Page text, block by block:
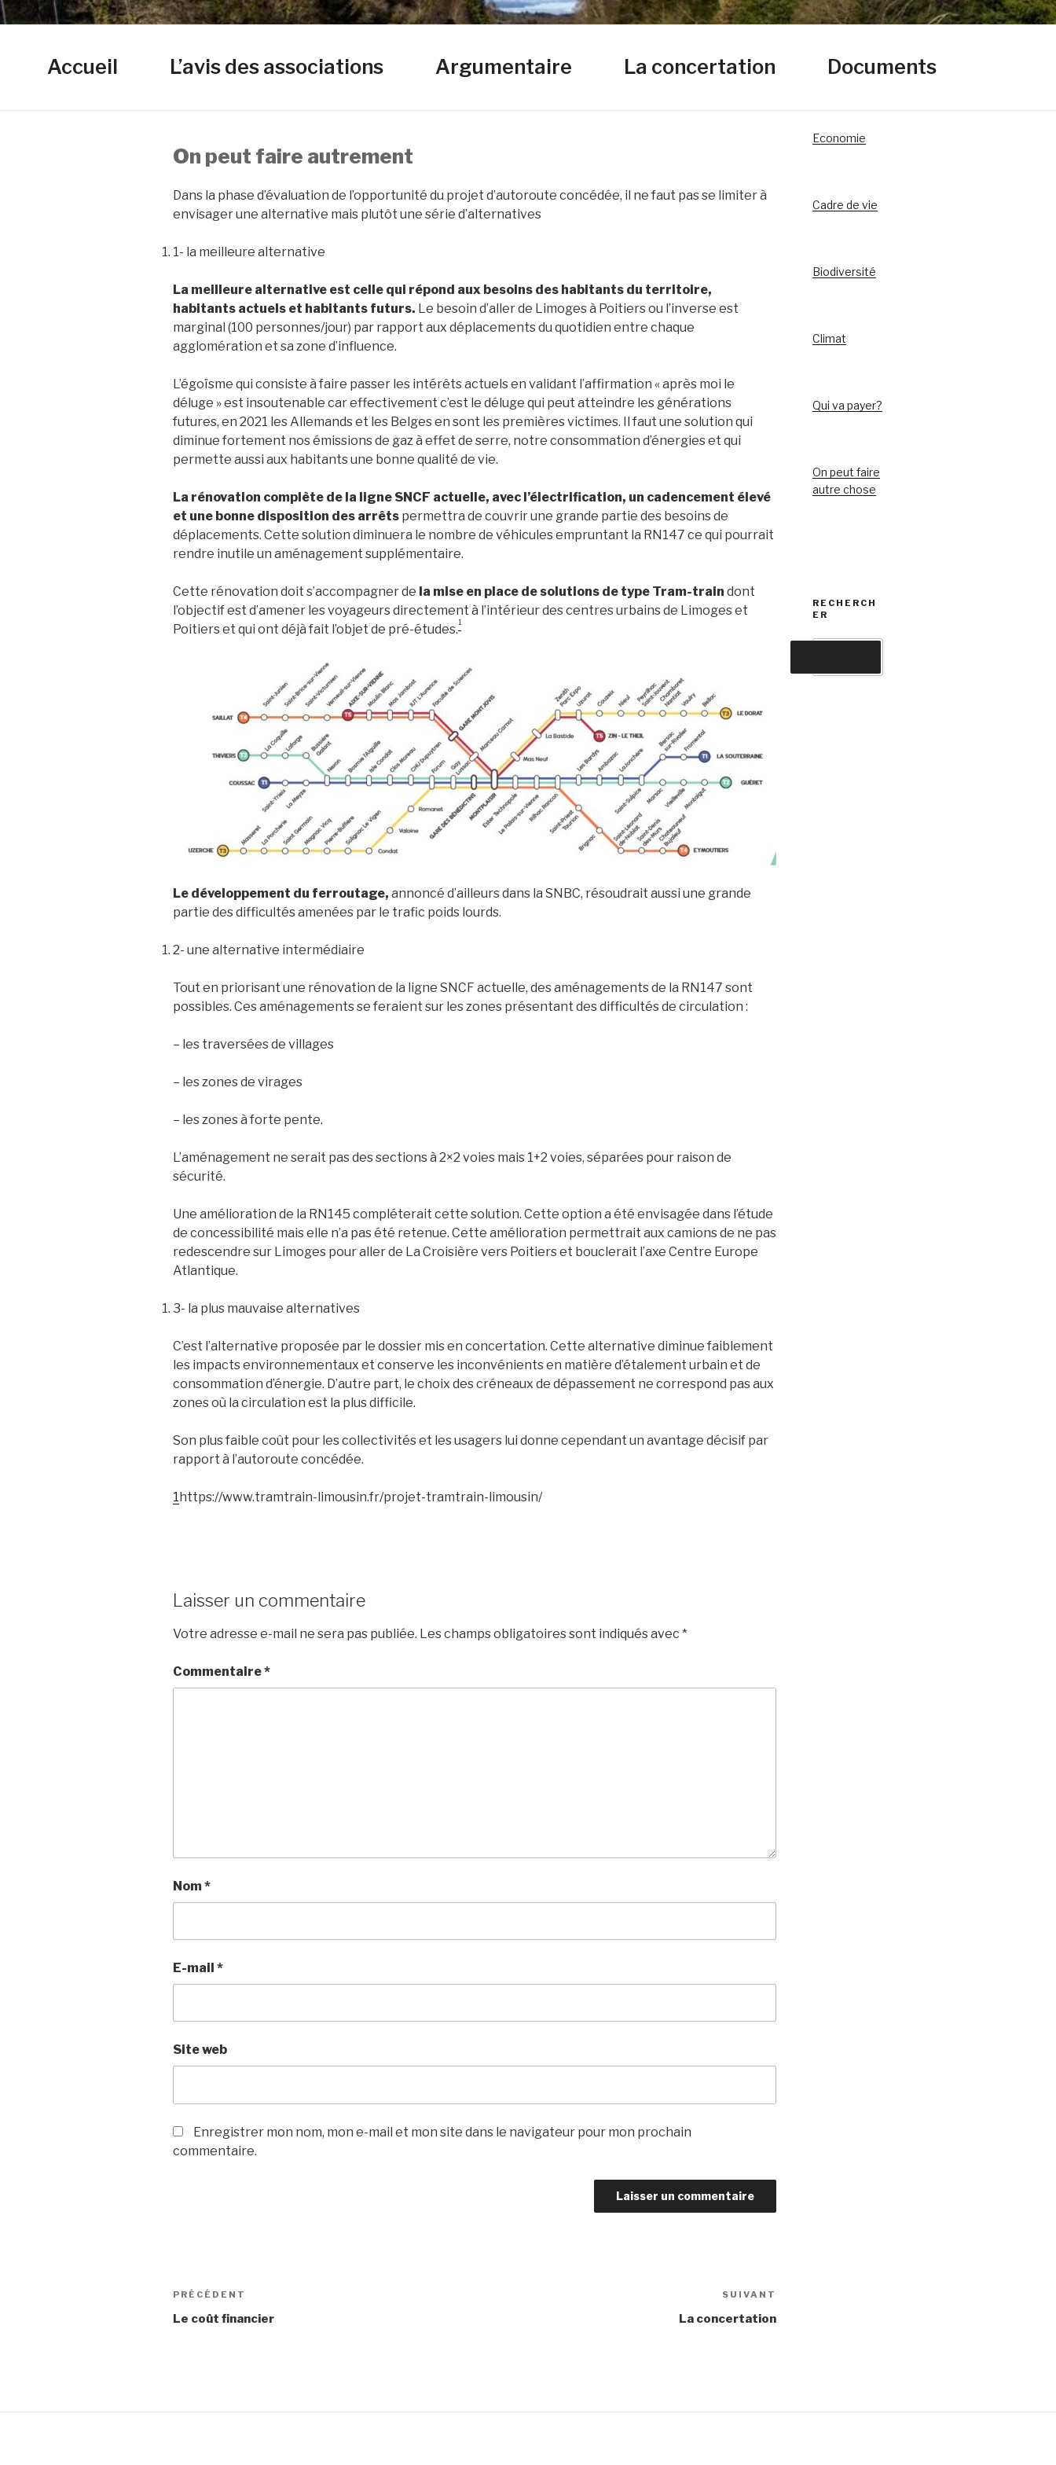
Aller
au
principal
TOUT SUR L'A147
Accueil L’avis des associations Argumentaire La concertation Documents
On peut faire autrement
Dans la phase d’évaluation de l’opportunité du projet d’autoroute concédée, il ne faut pas se limiter à
envisager une alternative mais plutôt une série d’alternatives
1- la meilleure alternative
La meilleure alternative est celle qui répond aux besoins des habitants du territoire,
habitants actuels et habitants futurs. Le besoin d’aller de Limoges à Poitiers ou l’inverse est
marginal (100 personnes/jour) par rapport aux déplacements du quotidien entre chaque
agglomération et sa zone d’influence.
L’égoïsme qui consiste à faire passer les intérêts actuels en validant l’affirmation « après moi le
déluge » est insoutenable car effectivement c’est le déluge qui peut atteindre les générations
futures, en 2021 les Allemands et les Belges en sont les premières victimes. Il faut une solution qui
diminue fortement nos émissions de gaz à effet de serre, notre consommation d’énergies et qui
permette aussi aux habitants une bonne qualité de vie.
La rénovation complète de la ligne SNCF actuelle, avec l’électrification, un cadencement élevé
et une bonne disposition des arrêts permettra de couvrir une grande partie des besoins de
déplacements. Cette solution diminuera le nombre de véhicules empruntant la RN147 ce qui pourrait
rendre inutile un aménagement supplémentaire.
Cette rénovation doit s’accompagner de la mise en place de solutions de type Tram-train dont
l’objectif est d’amener les voyageurs directement à l’intérieur des centres urbains de Limoges et
Poitiers et qui ont déjà fait l’objet de pré-études.1
Le développement du ferroutage, annoncé d’ailleurs dans la SNBC, résoudrait aussi une grande
partie des difficultés amenées par le trafic poids lourds.
2- une alternative intermédiaire
Tout en priorisant une rénovation de la ligne SNCF actuelle, des aménagements de la RN147 sont
possibles. Ces aménagements se feraient sur les zones présentant des difficultés de circulation :
– les traversées de villages
– les zones de virages
– les zones à forte pente.
L’aménagement ne serait pas des sections à 2×2 voies mais 1+2 voies, séparées pour raison de
sécurité.
Une amélioration de la RN145 compléterait cette solution. Cette option a été envisagée dans l’étude
de concessibilité mais elle n’a pas été retenue. Cette amélioration permettrait aux camions de ne pas
redescendre sur Limoges pour aller de La Croisière vers Poitiers et bouclerait l’axe Centre Europe
Atlantique.
3- la plus mauvaise alternatives
C’est l’alternative proposée par le dossier mis en concertation. Cette alternative diminue faiblement
les impacts environnementaux et conserve les inconvénients en matière d’étalement urbain et de
consommation d’énergie. D’autre part, le choix des créneaux de dépassement ne correspond pas aux
zones où la circulation est la plus difficile.
Son plus faible coût pour les collectivités et les usagers lui donne cependant un avantage décisif par
rapport à l’autoroute concédée.
1https://www.tramtrain-limousin.fr/projet-tramtrain-limousin/
Laisser un commentaire
Votre adresse e-mail ne sera pas publiée. Les champs obligatoires sont indiqués avec *
Commentaire*
Nom*
E-mail *
Site web
Enregistrer mon nom, mon e-mail et mon site dans le navigateur pour mon prochain
commentaire.
Navigation
de
Article
précédent
PRÉCÉDENT
Le coût financier
suivant
SUIVANT
La concertation
Economie
Cadre de vie
Biodiversité
Climat
Qui va payer?
On peut faire
autre chose
RECHERCH
ER
:
Recherche